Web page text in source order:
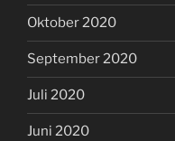
Oktober 2020
September 2020
Juli 2020
Juni 2020